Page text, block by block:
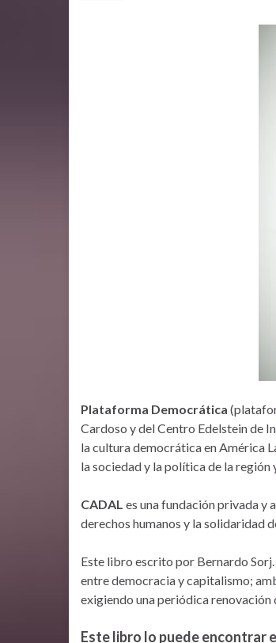
Plataforma Democrática
Cardoso y del Centro Edelstein de
la cultura democrática en América
la sociedad y la política de la región
CADAL es una fundación privada y
derechos humanos y la solidaridad
Este libro escrito por Bernardo
entre democracia y capitalismo;
exigiendo una periódica
Este libro lo puede encontrar